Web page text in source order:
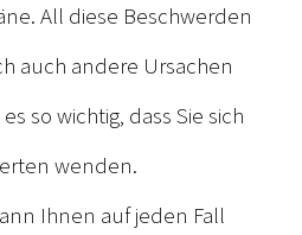
All diese Beschwerden
auch andere Ursachen
so wichtig, dass Sie sich
wenden.
Ihnen auf jeden Fall